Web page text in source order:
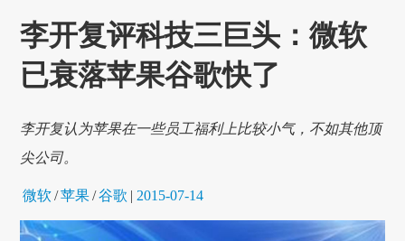
李开复评科技三巨头：微软
已衰落苹果谷歌快了
李开复认为苹果在一些员工福利上比较小气，不如其他顶
尖公司。
微软/苹果/谷歌 | 2015-07-14